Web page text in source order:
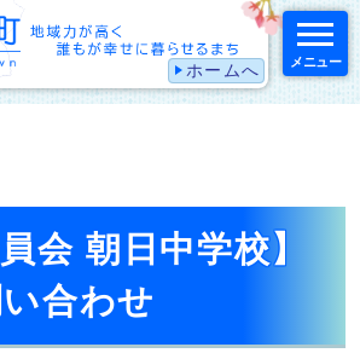
ホームへ メニュー
会 朝日中学校】
合わせ